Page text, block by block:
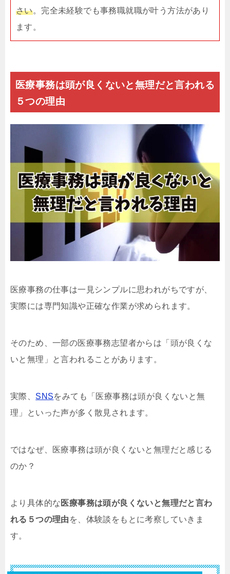
さい。完全未経験でも事務職就職が叶う方法があり
ます。
医療事務は頭が良くないと無理だと言われる
５つの理由
医療事務の仕事は一見シンプルに思われがちですが、
実際には専門知識や正確な作業が求められます。
そのため、一部の医療事務志望者からは「頭が良くな
いと無理」と言われることがあります。
実際、 SNSをみても「医療事務は頭が良くないと無
理」といった声が多く散見されます。
ではなぜ、医療事務は頭が良くないと無理だと感じる
のか？
より具体的な 医療事務は頭が良くないと無理だと言わ
れる５つの理由 を、体験談をもとに考察していきま
す。